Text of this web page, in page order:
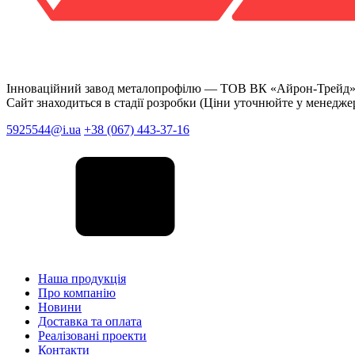
Інноваційний завод металопрофілю — ТОВ ВК «Айрон-Трейд»
Сайт знаходиться в стадії розробки (Ціни уточнюйте у
5925544@i.ua +38 (067) 443-37-16
Наша продукція
Про компанію
Новини
Доставка та оплата
Реалізовані проекти
Контакти